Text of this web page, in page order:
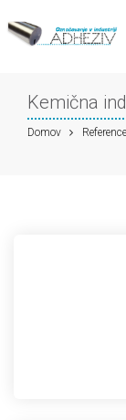
Kemična
Domov Reference